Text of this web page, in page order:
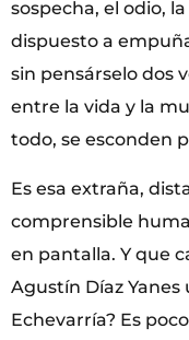
sospecha, el odio,
dispuesto a
sin pensárselo dos
entre la vida y la
todo, se esconden
Es esa extraña,
comprensible
en pantalla. Y que
Agustín Díaz
Echevarría? Es